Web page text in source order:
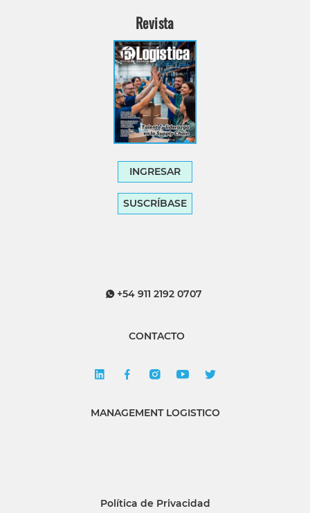
Revista
INGRESAR
SUSCRÍBASE
+54 911 2192 0707
CONTACTO
MANAGEMENT LOGISTICO
Política de Privacidad